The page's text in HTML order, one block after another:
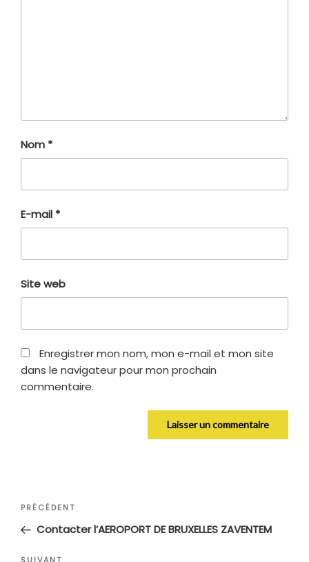
Nom *
E-mail *
Site web
Enregistrer mon nom, mon e-mail et mon site
dans le navigateur pour mon prochain
commentaire.
Navigation
l’article
Article
précédent
PRÉCÉDENT
Contacter l’AEROPORT DE BRUXELLES ZAVENTEM
SUIVANT